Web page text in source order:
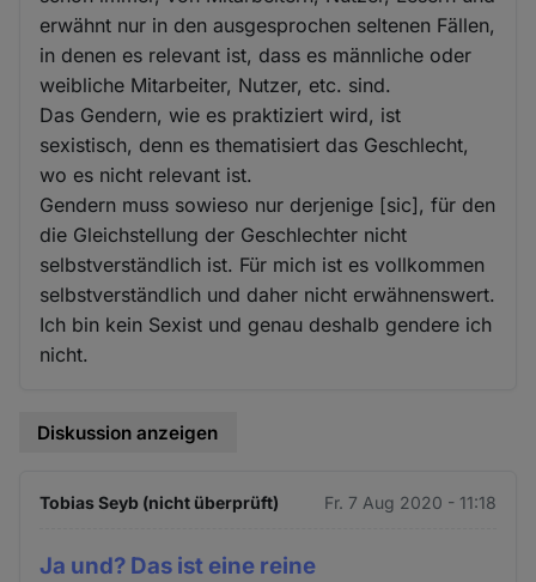
erwähnt nur in den ausgesprochen seltenen Fällen,
in denen es relevant ist, dass es männliche oder
weibliche Mitarbeiter, Nutzer, etc. sind.
Das Gendern, wie es praktiziert wird, ist
sexistisch, denn es thematisiert das Geschlecht,
wo es nicht relevant ist.
Gendern muss sowieso nur derjenige [sic], für den
die Gleichstellung der Geschlechter nicht
selbstverständlich ist. Für mich ist es vollkommen
selbstverständlich und daher nicht erwähnenswert.
Ich bin kein Sexist und genau deshalb gendere ich
nicht.
Diskussion anzeigen
Tobias Seyb (nicht überprüft) Fr. 7 Aug 2020 - 11:18
Ja und? Das ist eine reine